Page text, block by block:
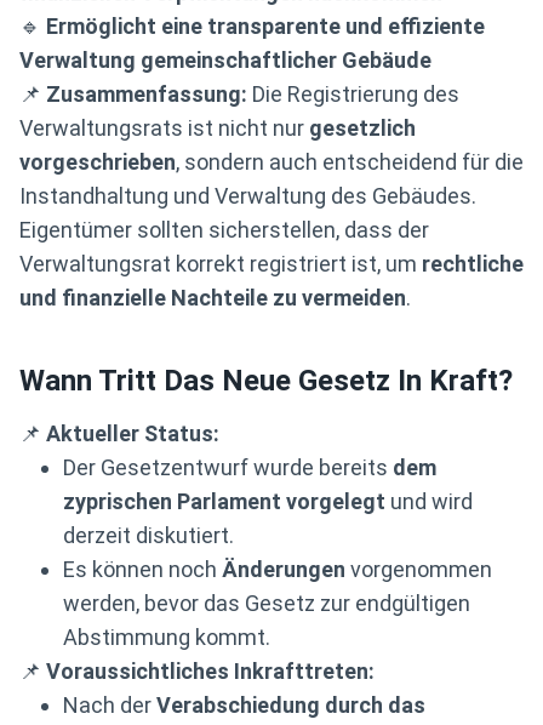
🔹 Ermöglicht eine transparente und effiziente
Verwaltung gemeinschaftlicher Gebäude
📌 Zusammenfassung: Die Registrierung des
Verwaltungsrats ist nicht nur gesetzlich
vorgeschrieben, sondern auch entscheidend für die
Instandhaltung und Verwaltung des Gebäudes.
Eigentümer sollten sicherstellen, dass der
Verwaltungsrat korrekt registriert ist, um rechtliche
und finanzielle Nachteile zu vermeiden.
Wann Tritt Das Neue Gesetz In Kraft?
📌 Aktueller Status:
Der Gesetzentwurf wurde bereits dem
zyprischen Parlament vorgelegt und wird
derzeit diskutiert.
Es können noch Änderungen vorgenommen
werden, bevor das Gesetz zur endgültigen
Abstimmung kommt.
📌 Voraussichtliches Inkrafttreten:
Nach derVerabschiedung durch das